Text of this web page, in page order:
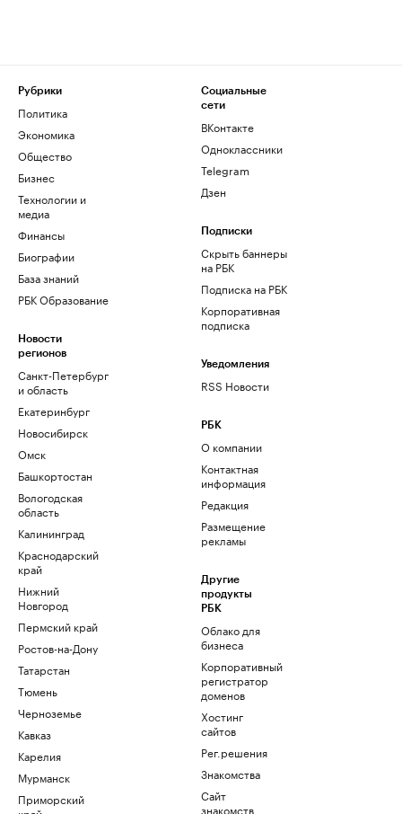
Рубрики
Политика
Экономика
Общество
Бизнес
Технологии и
медиа
Финансы
Биографии
База знаний
РБК Образование
Новости
регионов
Санкт-Петербург
и область
Екатеринбург
Новосибирск
Омск
Башкортостан
Вологодская
область
Калининград
Краснодарский
край
Нижний
Новгород
Пермский край
Ростов-на-Дону
Татарстан
Тюмень
Черноземье
Кавказ
Карелия
Мурманск
Приморский
Социальные
сети
ВКонтакте
Одноклассники
Telegram
Дзен
Подписки
Скрыть баннеры
на РБК
Подписка на РБК
Корпоративная
подписка
Уведомления
RSS Новости
РБК
О компании
Контактная
информация
Редакция
Размещение
рекламы
Другие
продукты
РБК
Облако для
бизнеса
Корпоративный
регистратор
доменов
Хостинг
сайтов
Рег.решения
Знакомства
Сайт
знакомств